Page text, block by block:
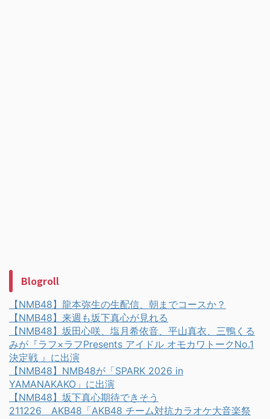
Blogroll
【NMB48】龍本弥生の生配信、朝までコースか？
【NMB48】来週も坂下真心が見れる
【NMB48】坂田心咲、塩月希依音、平山真衣、三鴨くる
みが『ラフ×ラフPresents アイドル オモカワトークNo.1
決定戦 』に出演
【NMB48】NMB48が「SPARK 2026 in
YAMANAKAKO」に出演
【NMB48】坂下真心期待できそう
211226 AKB48「AKB48 チーム対抗カラオケ大音楽祭